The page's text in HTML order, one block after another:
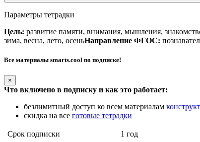
Параметры тетрадки
Цель: развитие памяти, внимания, мышления,
зима, весна, лето, осеньНаправление ФГОС:
Все материалы smarts.cool по подписке!
×
Что включено в подписку и как это работает:
безлимитный доступ ко всем материалам
скидка на все готовые тетрадки
Срок подписки
1 год